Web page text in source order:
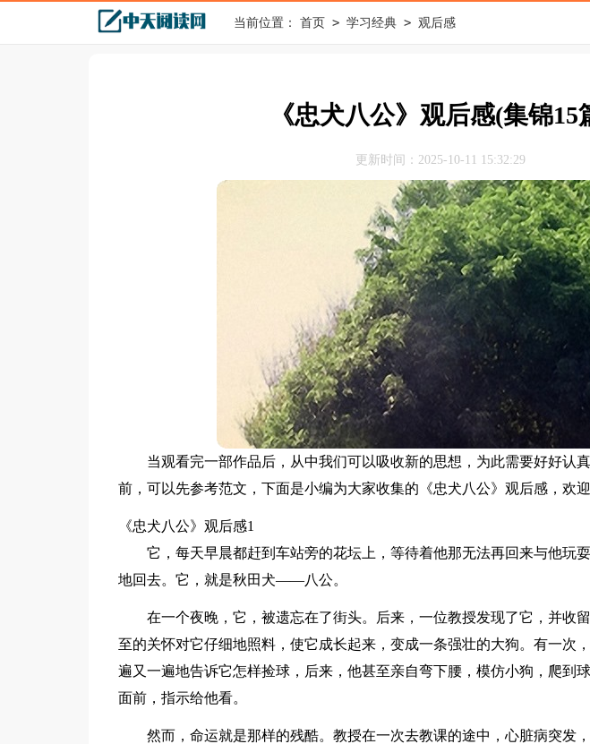
当前位置： 首页 > 学习经典 > 观后感
《忠犬八公》观后感(集锦15
更新时间：2025-10-11 15:32:29
当观看完一部作品后，从中我们可以吸收新的思想，为此需要好好认
前，可以先参考范文，下面是小编为大家收集的《忠犬八公》观后感，欢迎
《忠犬八公》观后感1
它，每天早晨都赶到车站旁的花坛上，等待着他那无法再回来与他玩
地回去。它，就是秋田犬——八公。
在一个夜晚，它，被遗忘在了街头。后来，一位教授发现了它，并收
至的关怀对它仔细地照料，使它成长起来，变成一条强壮的大狗。有一次
遍又一遍地告诉它怎样捡球，后来，他甚至亲自弯下腰，模仿小狗，爬到
面前，指示给他看。
然而，命运就是那样的残酷。教授在一次去教课的途中，心脏病突发